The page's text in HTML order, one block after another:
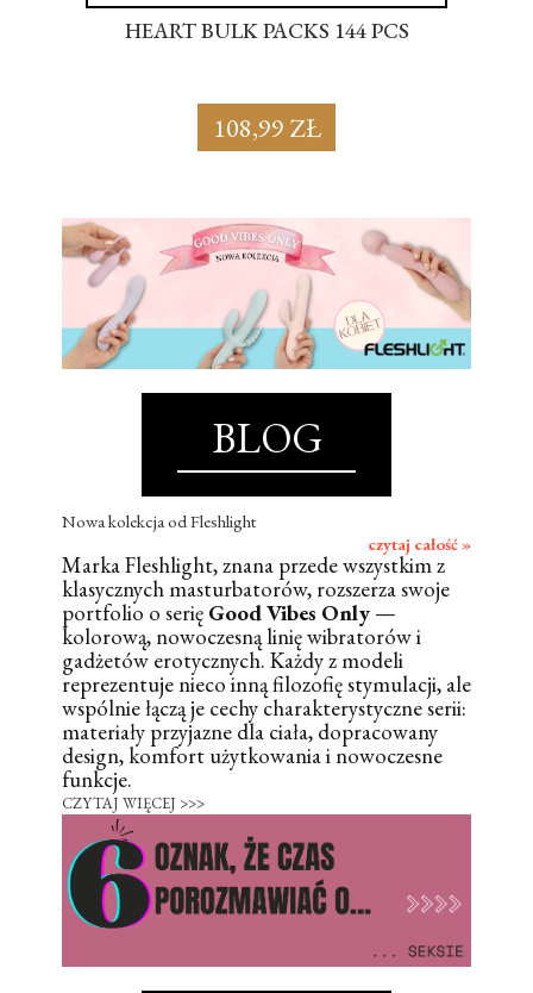
HEART BULK PACKS 144 PCS
108,99 ZŁ
BLOG
Nowa kolekcja od Fleshlight
czytaj całość »
Marka Fleshlight, znana przede wszystkim z
klasycznych masturbatorów, rozszerza swoje
portfolio o serię Good Vibes Only —
kolorową, nowoczesną linię wibratorów i
gadżetów erotycznych. Każdy z modeli
reprezentuje nieco inną filozofię stymulacji, ale
wspólnie łączą je cechy charakterystyczne serii:
materiały przyjazne dla ciała, dopracowany
design, komfort użytkowania i nowoczesne
funkcje.
CZYTAJ WIĘCEJ >>>